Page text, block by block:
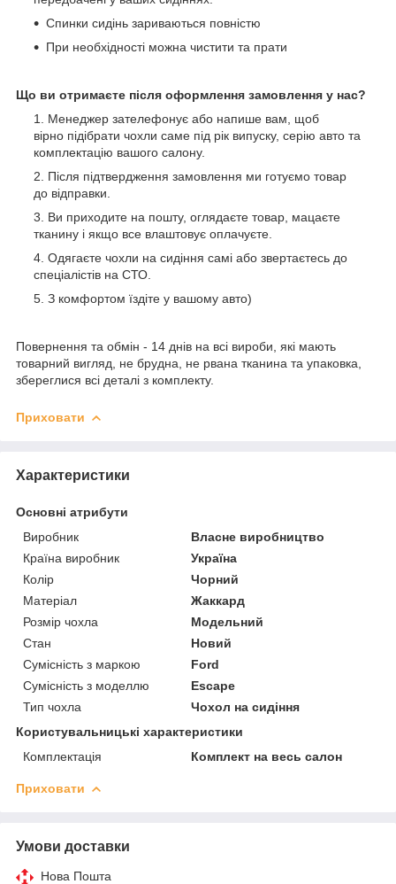
Спинки сидінь зариваються повністю
При необхідності можна чистити та прати
Що ви отримаєте після оформлення замовлення у нас?
Менеджер зателефонує або напише вам, щоб
вірно підібрати чохли саме під рік випуску, серію авто та
комплектацію вашого салону.
Після підтвердження замовлення ми готуємо товар
до відправки.
Ви приходите на пошту, оглядаєте товар, мацаєте
тканину і якщо все влаштовує оплачуєте.
Одягаєте чохли на сидіння самі або звертаєтесь до
спеціалістів на СТО.
З комфортом їздіте у вашому авто)
Повернення та обмін - 14 днів на всі вироби, які мають
товарний вигляд, не брудна, не рвана тканина та упаковка,
збереглися всі деталі з комплекту.
Приховати
Характеристики
Основні атрибути
Виробник
Власне виробництво
Країна виробник
Україна
Колір
Чорний
Матеріал
Жаккард
Розмір чохла
Модельний
Стан
Новий
Сумісність з маркою
Ford
Сумісність з моделлю
Escape
Тип чохла
Чохол на сидіння
Користувальницькі характеристики
Комплектація
Комплект на весь салон
Приховати
Умови доставки
Нова Пошта